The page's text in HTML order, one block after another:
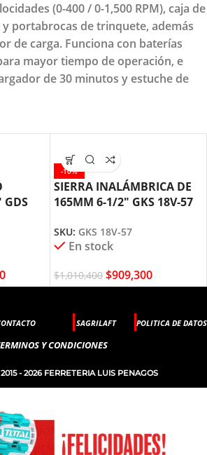
(0-400 / 0-1,500 RPM), caja de
portabrocas de trinquete, además
de carga. Funciona con baterías
mayor tiempo de operación, e
de 30 minutos y estuche de
GDS
-10%
SIERRA INALÁMBRICA DE
165MM 6-1/2″ GKS 18V-57
SKU: GKS 18V-57
En stock
$1,010,400 $909,300
SAGRILAFT POLITICA DE DATOS
Y CONDICIONES
- 2026 FERRETERIA LUIS PENAGOS